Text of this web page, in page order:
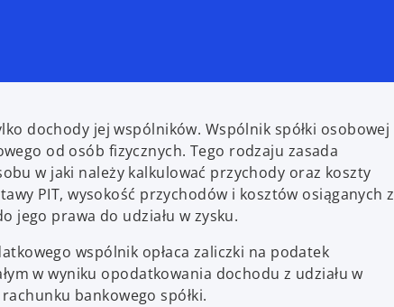
dochody jej wspólników. Wspólnik spółki osobowej
od osób fizycznych. Tego rodzaju zasada
w jaki należy kalkulować przychody oraz koszty
PIT, wysokość przychodów i kosztów osiąganych z
jego prawa do udziału w zysku.
wspólnik opłaca zaliczki na podatek
w wyniku opodatkowania dochodu z udziału w
bankowego spółki.